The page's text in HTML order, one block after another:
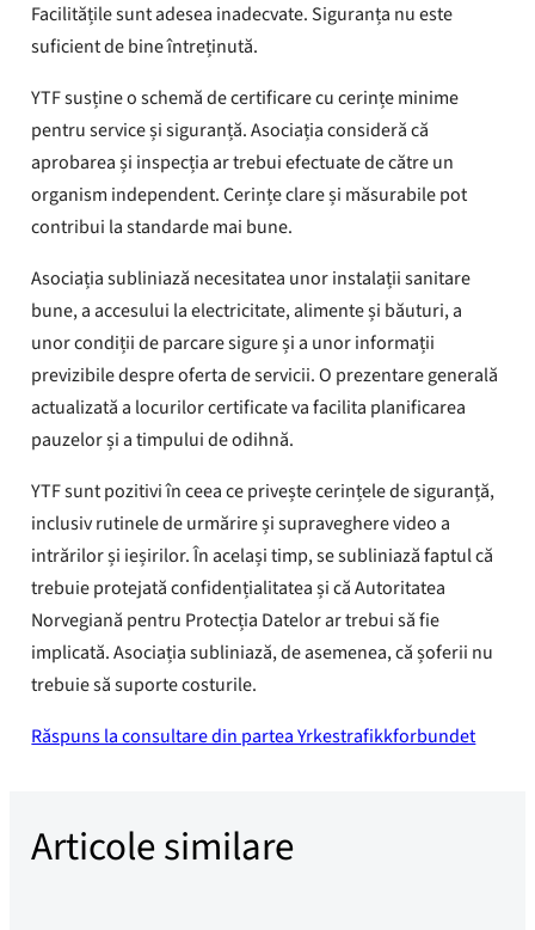
Facilitățile sunt adesea inadecvate. Siguranța nu este
suficient de bine întreținută.
YTF susține o schemă de certificare cu cerințe minime
pentru service și siguranță. Asociația consideră că
aprobarea și inspecția ar trebui efectuate de către un
organism independent. Cerințe clare și măsurabile pot
contribui la standarde mai bune.
Asociația subliniază necesitatea unor instalații sanitare
bune, a accesului la electricitate, alimente și băuturi, a
unor condiții de parcare sigure și a unor informații
previzibile despre oferta de servicii. O prezentare generală
actualizată a locurilor certificate va facilita planificarea
pauzelor și a timpului de odihnă.
YTF sunt pozitivi în ceea ce privește cerințele de siguranță,
inclusiv rutinele de urmărire și supraveghere video a
intrărilor și ieșirilor. În același timp, se subliniază faptul că
trebuie protejată confidențialitatea și că Autoritatea
Norvegiană pentru Protecția Datelor ar trebui să fie
implicată. Asociația subliniază, de asemenea, că șoferii nu
trebuie să suporte costurile.
Răspuns la consultare din partea Yrkestrafikkforbundet
Articole similare